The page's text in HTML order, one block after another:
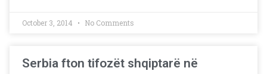
October 3, 2014 No Comments
Serbia fton tifozët shqiptarë në